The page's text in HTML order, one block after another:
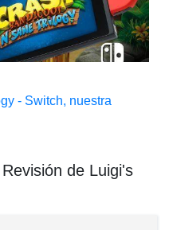
- Switch, nuestra
de Luigi's